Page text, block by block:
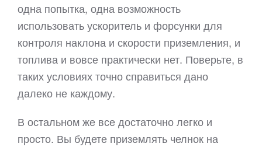
одна попытка, одна возможность
использовать ускоритель и форсунки для
контроля наклона и скорости приземления, и
топлива и вовсе практически нет. Поверьте, в
таких условиях точно справиться дано
далеко не каждому.
В остальном же все достаточно легко и
просто. Вы будете приземлять челнок на